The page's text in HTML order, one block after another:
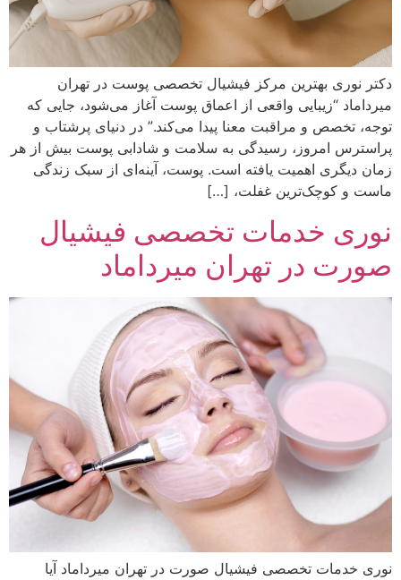
دکتر نوری بهترین مرکز فیشیال تخصصی پوست در تهران
میرداماد “زیبایی واقعی از اعماق پوست آغاز می‌شود، جایی که
توجه، تخصص و مراقبت معنا پیدا می‌کند.” در دنیای پرشتاب و
پراسترس امروز، رسیدگی به سلامت و شادابی پوست بیش از هر
زمان دیگری اهمیت یافته است. پوست، آینه‌ای از سبک زندگی
ماست و کوچک‌ترین غفلت، […]
نوری خدمات تخصصی فیشیال
صورت در تهران میرداماد
نوری خدمات تخصصی فیشیال صورت در تهران میرداماد آیا